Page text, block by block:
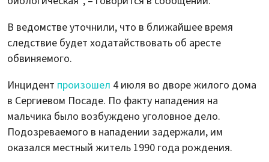
В ведомстве уточнили, что в ближайшее время
следствие будет ходатайствовать об аресте
обвиняемого.
Инцидент произошел 4 июля во дворе жилого дома
в Сергиевом Посаде. По факту нападения на
мальчика было возбуждено уголовное дело.
Подозреваемого в нападении задержали, им
оказался местный житель 1990 года рождения.